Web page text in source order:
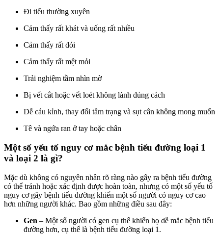
Đi tiểu thường xuyên
Cảm thấy rất khát và uống rất nhiều
Cảm thấy rất đói
Cảm thấy rất mệt mỏi
Trải nghiệm tầm nhìn mờ
Bị vết cắt hoặc vết loét không lành đúng cách
Dễ cáu kỉnh, thay đổi tâm trạng và sụt cân không mong muốn
Tê và ngứa ran ở tay hoặc chân
Một số yếu tố nguy cơ mắc bệnh tiểu đường loại 1
và loại 2 là gì?
Mặc dù không có nguyên nhân rõ ràng nào gây ra bệnh tiểu đường
có thể tránh hoặc xác định được hoàn toàn, nhưng có một số yếu tố
nguy cơ gây bệnh tiểu đường khiến một số người có nguy cơ cao
hơn những người khác. Bao gồm những điều sau đây:
Gen – Một số người có gen cụ thể khiến họ dễ mắc bệnh tiểu
đường hơn, cụ thể là bệnh tiểu đường loại 1.